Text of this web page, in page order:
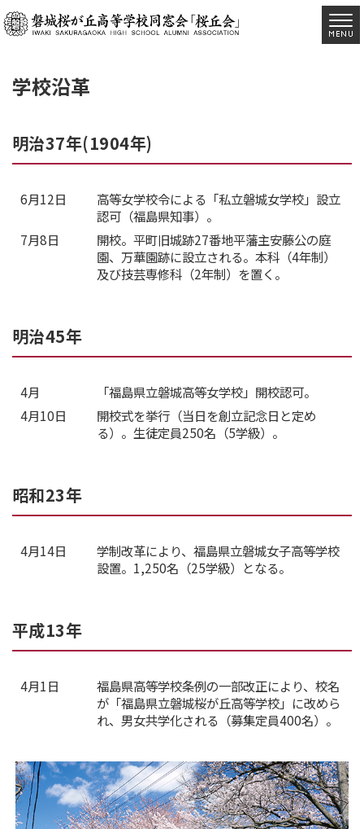
学校沿革
明治37年(1904年)
6月12日
高等女学校令による「私立磐城女学校」設立
認可（福島県知事）。
7月8日
開校。平町旧城跡27番地平藩主安藤公の庭
園、万華園跡に設立される。本科（4年制）
及び技芸専修科（2年制）を置く。
明治45年
4月
「福島県立磐城高等女学校」開校認可。
4月10日
開校式を挙行（当日を創立記念日と定め
る）。生徒定員250名（5学級）。
昭和23年
4月14日
学制改革により、福島県立磐城女子高等学校
設置。1,250名（25学級）となる。
平成13年
4月1日
福島県高等学校条例の一部改正により、校名
が「福島県立磐城桜が丘高等学校」に改めら
れ、男女共学化される（募集定員400名）。